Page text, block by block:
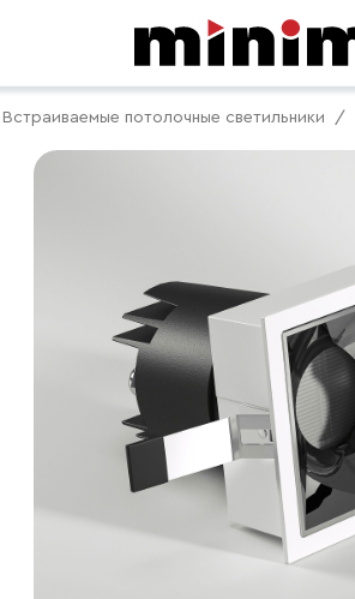
Встраиваемые потолочные светильники